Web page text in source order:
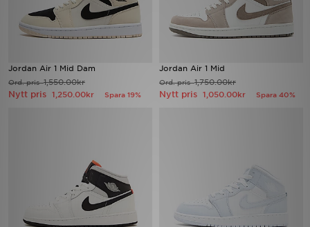
Jordan Air 1 Mid Dam
Ord. pris1,550.00kr
Nytt pris 1,250.00kr Spara 19%
Jordan Air 1 Mid
Ord. pris1,750.00kr
Nytt pris 1,050.00kr Spara 40%